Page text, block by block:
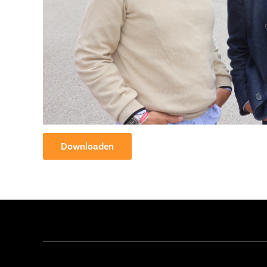
Downloaden